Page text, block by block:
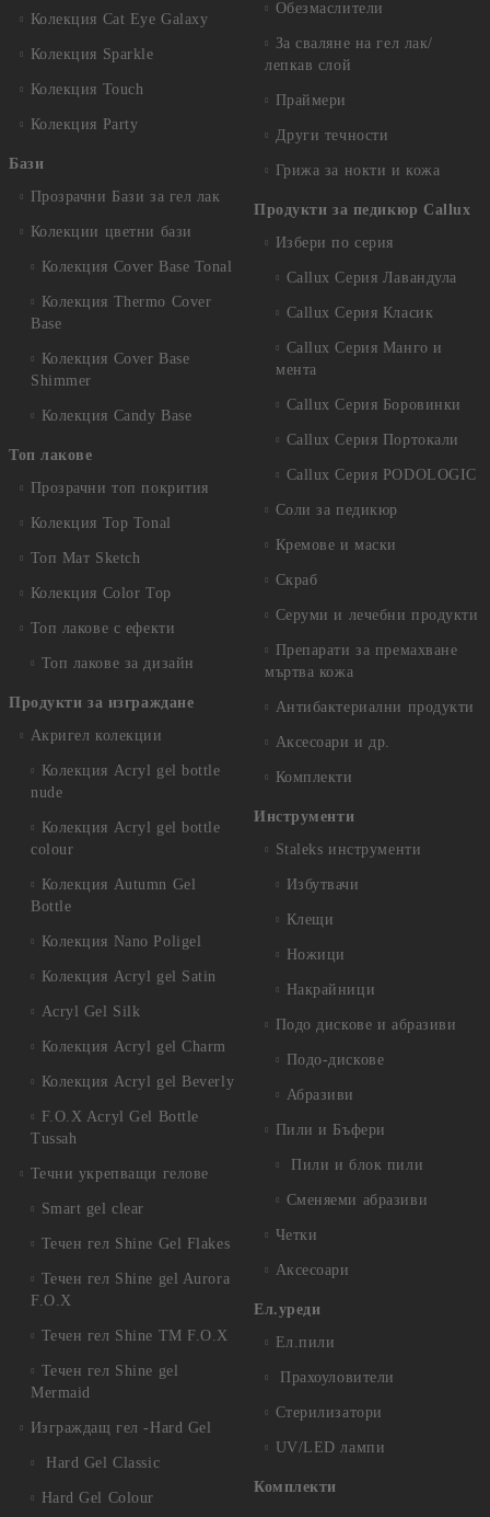
Колекция Cat Eye Galaxy
Колекция Sparkle
Колекция Touch
Колекция Party
Бази
Прозрачни Бази за гел лак
Колекции цветни бази
Колекция Cover Base Tonal
Колекция Thermo Cover
Base
Колекция Cover Base
Shimmer
Колекция Candy Base
Топ лакове
Прозрачни топ покрития
Колекция Top Tonal
Топ Мат Sketch
Колекция Color Top
Топ лакове с ефекти
Топ лакове за дизайн
Продукти за изграждане
Акригел колекции
Колекция Acryl gel bottle
nude
Колекция Acryl gel bottle
colour
Колекция Autumn Gel
Bottle
Колекция Nano Poligel
Колекция Acryl gel Satin
Acryl Gel Silk
Колекция Acryl gel Charm
Колекция Acryl gel Beverly
F.O.X Acryl Gel Bottle
Tussah
Течни укрепващи гелове
Smart gel clear
Течен гел Shine Gel Flakes
Течен гел Shine gel Aurora
F.O.X
Течен гел Shine TM F.O.X
Течен гел Shine gel
Mermaid
Изграждащ гел -Hard Gel
Hard Gel Classic
Hard Gel Colour
Обезмаслители
За сваляне на гел лак/
лепкав слой
Праймери
Други течности
Грижа за нокти и кожа
Продукти за педикюр Callux
Избери по серия
Callux Серия Лавандула
Callux Серия Класик
Callux Серия Манго и
мента
Callux Серия Боровинки
Callux Серия Портокали
Callux Серия PODOLOGIC
Соли за педикюр
Кремове и маски
Скраб
Серуми и лечебни продукти
Препарати за премахване
мъртва кожа
Антибактериални продукти
Аксесоари и др.
Комплекти
Инструменти
Staleks инструменти
Избутвачи
Клещи
Ножици
Накрайници
Подо дискове и абразиви
Подо-дискове
Абразиви
Пили и Бъфери
Пили и блок пили
Сменяеми абразиви
Четки
Аксесоари
Ел.уреди
Ел.пили
Прахоуловители
Стерилизатори
UV/LED лампи
Комплекти